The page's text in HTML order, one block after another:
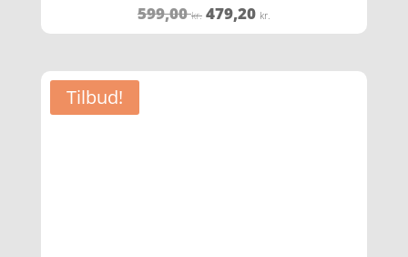
Vurderet
4.6
599,00kr. Den
oprindelige
479,20 kr.
aktuelle
Tilbud!